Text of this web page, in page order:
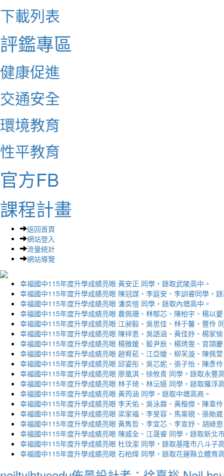
下載列表
評鑑專區
健康促進
交通安全
環境教育
性平教育
官方FB
課程計畫
返回首頁
網站登入
流量統計
網站導覽
幸福國中115年度升學成績亮眼 黃安正 同學，錄取武陵高中。
幸福國中115年度升學成績亮眼 陳冠謀、李庭安、李訓睿同學，
幸福國中115年度升學成績亮眼 潘奕愷 同學，錄取內壢高中。
幸福國中115年度升學成績亮眼 農佩珊、林郁芯、陳柏宇、楊以
幸福國中115年度升學成績亮眼 江昶毅、吳思佳、林于馨、豐伶
幸福國中115年度升學成績亮眼 陳祥恩、吳語涵、黃佳妤、楊家
幸福國中115年度升學成績亮眼 楊雅媛、藍尹辰、楊琇雯、官頡
幸福國中115年度升學成績亮眼 趙宥菘、江亞嬡、柳芙漩、陳佩
幸福國中115年度升學成績亮眼 邱姿彤、吳芯妮、張子怡、陳彥
幸福國中115年度升學成績亮眼 廖凰淇、徐攸青 同學，錄取永豐
幸福國中115年度升學成績亮眼 林子琦、林沄嬨 同學，錄取羅浮
幸福國中115年度升學成績亮眼 黃筠涵 同學，錄取中壢高商。
幸福國中115年度升學成績亮眼 李天佑、吳泳霖、黃楷傑、陳韋
幸福國中115年度升學成績亮眼 梁家福、李旻容、馬稟硯、張勛
幸福國中115年度升學成績亮眼 黃雋哲、李宜芯、李宣妤、胡綺
幸福國中115年度升學成績亮眼 陳威全、江晟睿 同學，錄取新北
幸福國中115年度升學成績亮眼 杜玟潔 同學，錄取基隆市八斗子
幸福國中115年度升學成績亮眼 石柏煒 同學，錄取花蓮縣立體育